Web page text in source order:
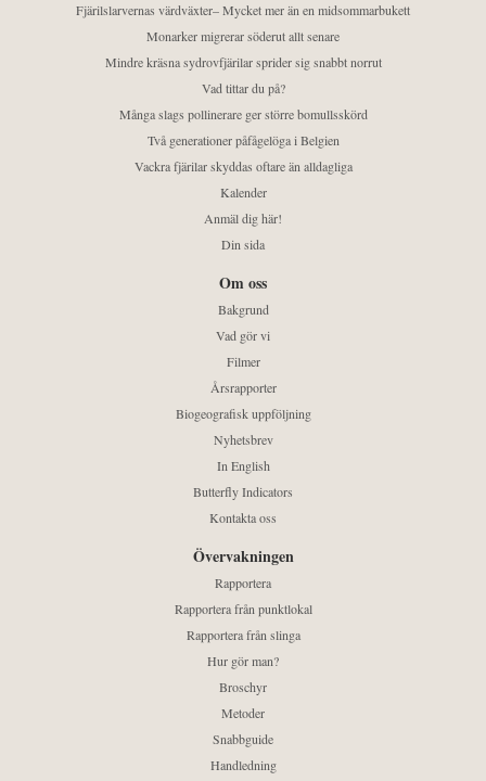
Fjärilslarvernas värdväxter– Mycket mer än en midsommarbukett
Monarker migrerar söderut allt senare
Mindre kräsna sydrovfjärilar sprider sig snabbt norrut
Vad tittar du på?
Många slags pollinerare ger större bomullsskörd
Två generationer påfågelöga i Belgien
Vackra fjärilar skyddas oftare än alldagliga
Kalender
Anmäl dig här!
Din sida
Om oss
Bakgrund
Vad gör vi
Filmer
Årsrapporter
Biogeografisk uppföljning
Nyhetsbrev
In English
Butterfly Indicators
Kontakta oss
Övervakningen
Rapportera
Rapportera från punktlokal
Rapportera från slinga
Hur gör man?
Broschyr
Metoder
Snabbguide
Handledning